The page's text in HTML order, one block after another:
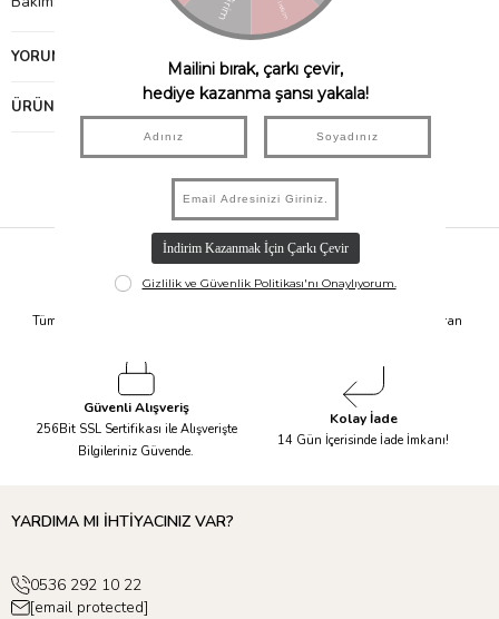
YORUMLAR
ÜRÜN ÖNERILERI
Tüm Siparişleriniz Aynı Gün 14.00'a
Tüm Ürünlerde 6 Aya Kadar Varan
Güvenli Alışveriş
256Bit SSL Sertifikası ile Alışverişte
Bilgileriniz Güvende.
Kolay İade
14 Gün İçerisinde İade İmkanı!
YARDIMA MI İHTİYACINIZ VAR?
0536 292 10 22
[email protected]